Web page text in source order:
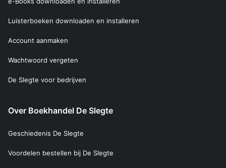
Luisterboeken downloaden en installeren
Account aanmaken
Wachtwoord vergeten
De Slegte voor bedrijven
Over Boekhandel De Slegte
Geschiedenis De Slegte
Voordelen bestellen bij De Slegte